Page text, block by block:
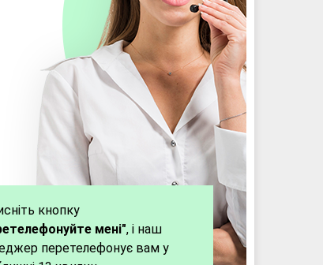
кнопку
мені", і наш
перетелефонує вам у